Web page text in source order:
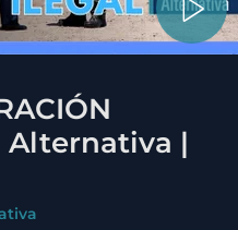
Alternativa |